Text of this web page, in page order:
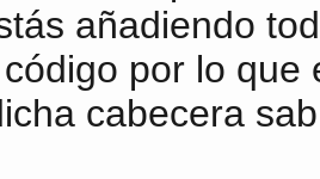
añadiendo
por lo
cabecera